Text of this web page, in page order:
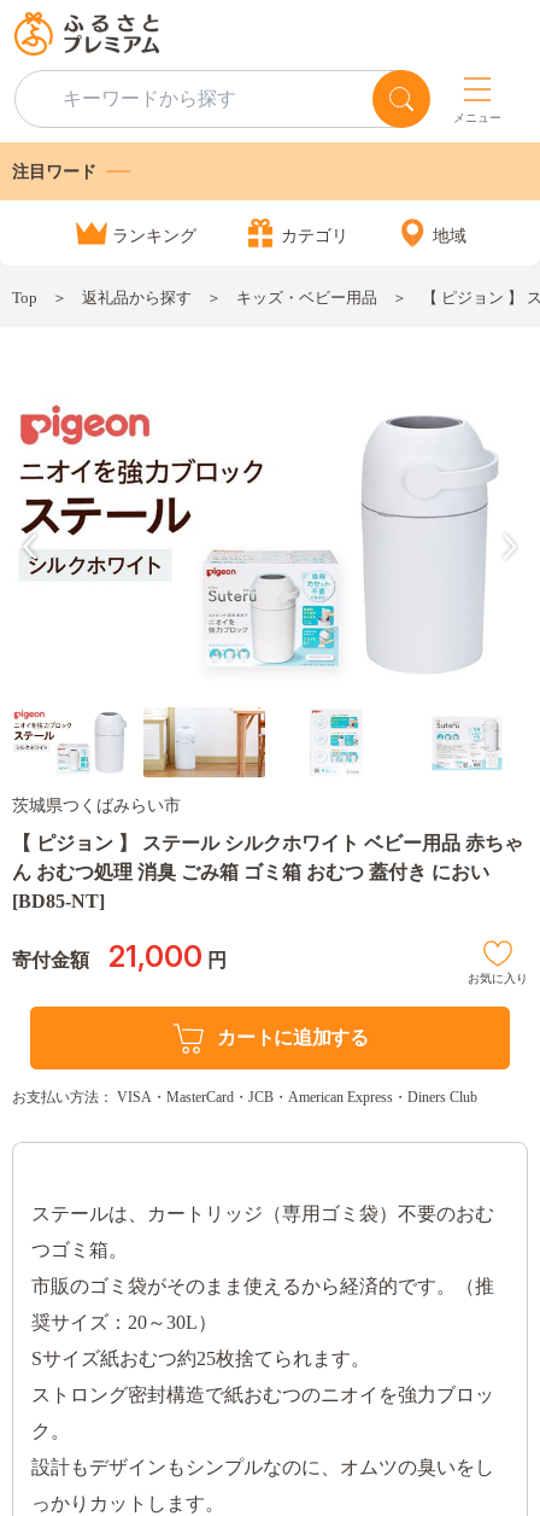
メニュー
注目ワード
ランキング カテゴリ 地域
Top 返礼品から探す キッズ・ベビー用品 【 ピジョン 】
茨城県つくばみらい市
【 ピジョン 】 ステール シルクホワイト ベビー用品 赤ちゃ
ん おむつ処理 消臭 ごみ箱 ゴミ箱 おむつ 蓋付き におい
[BD85-NT]
寄付金額 21,000 円
お気に入り
カートに追加する
お支払い方法： VISA・MasterCard・JCB・American Express・Diners Club
ステールは、カートリッジ（専用ゴミ袋）不要のおむ
つゴミ箱。
市販のゴミ袋がそのまま使えるから経済的です。（推
奨サイズ：20～30L）
Sサイズ紙おむつ約25枚捨てられます。
ストロング密封構造で紙おむつのニオイを強力ブロッ
ク。
設計もデザインもシンプルなのに、オムツの臭いをし
っかりカットします。